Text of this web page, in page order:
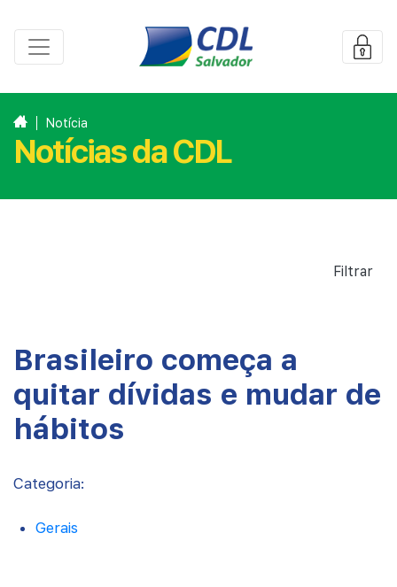
Notícia
Notícias da CDL
Filtrar
Brasileiro começa a
quitar dívidas e mudar de
hábitos
Categoria:
Gerais